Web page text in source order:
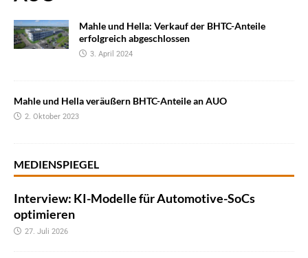
Mahle und Hella: Verkauf der BHTC-Anteile
erfolgreich abgeschlossen
3. April 2024
Mahle und Hella veräußern BHTC-Anteile an AUO
2. Oktober 2023
MEDIENSPIEGEL
Interview: KI-Modelle für Automotive-SoCs
optimieren
27. Juli 2026